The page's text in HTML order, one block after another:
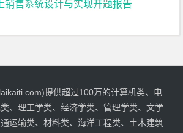
销售系统设计与实现开题报告
提供超过100万的计算机类、电
、理工学类、经济学类、管理学类、文学
运输类、材料类、海洋工程类、土木建筑